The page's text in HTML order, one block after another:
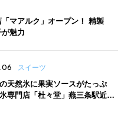
マアルク」オープン！ 精製
魅力
スイーツ
天然氷に果実ソースがたっぷ
専門店「杜々堂」燕三条駅近く